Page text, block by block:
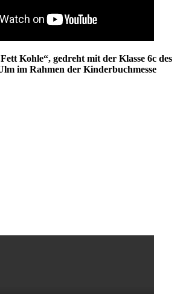
Kohle“, gedreht mit der Klasse 6c des
im Rahmen der Kinderbuchmesse